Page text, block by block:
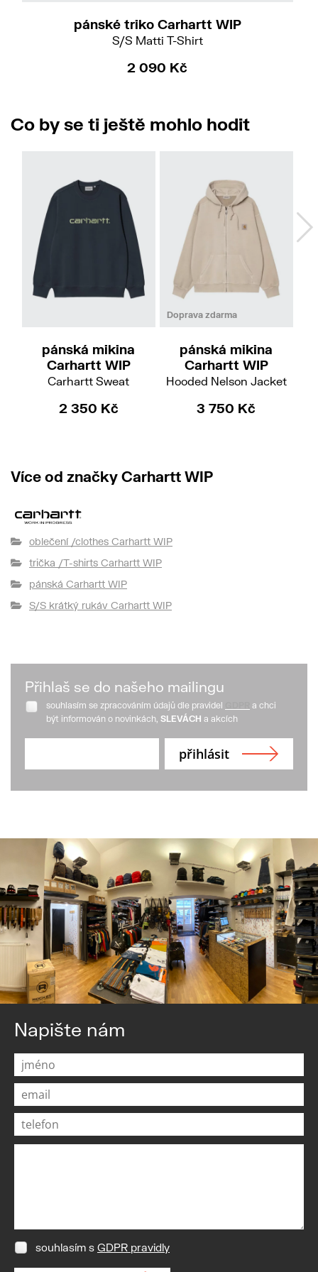
pánské triko Carhartt WIP
S/S Matti T-Shirt
2 090 Kč
Co by se ti ještě mohlo hodit
pánská mikina
Carhartt WIP
Carhartt Sweat
2 350 Kč
Doprava zdarma
M
pánská mikina
Carhartt WIP
Hooded Nelson Jacket
3 750 Kč
Více od značky Carhartt WIP
oblečení /clothes Carhartt WIP
trička /T-shirts Carhartt WIP
pánská Carhartt WIP
S/S krátký rukáv Carhartt WIP
Přihlaš se do našeho mailingu
souhlasím se zpracováním údajů dle pravidel
a chci
být informován o novinkách, SLEVÁCH a akcích
Napište nám
souhlasím s GDPR pravidly